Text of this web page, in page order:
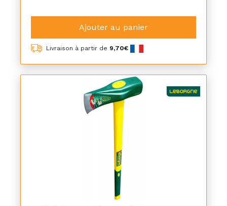
Ajouter au panier
Livraison à partir de 9,70€